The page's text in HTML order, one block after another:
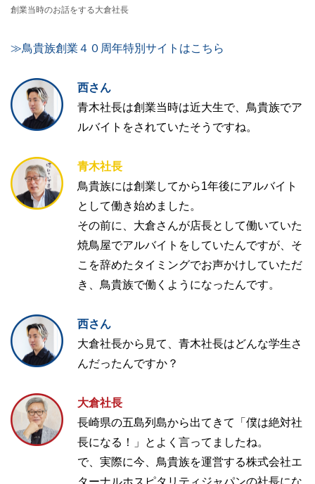
創業当時のお話をする大倉社長
≫鳥貴族創業４０周年特別サイトはこちら
西さん
青木社長は創業当時は近大生で、鳥貴族でア
ルバイトをされていたそうですね。
青木社長
鳥貴族には創業してから1年後にアルバイト
として働き始めました。
その前に、大倉さんが店長として働いていた
焼鳥屋でアルバイトをしていたんですが、そ
こを辞めたタイミングでお声かけしていただ
き、鳥貴族で働くようになったんです。
西さん
大倉社長から見て、青木社長はどんな学生さ
んだったんですか？
大倉社長
長崎県の五島列島から出てきて「僕は絶対社
長になる！」とよく言ってましたね。
で、実際に今、鳥貴族を運営する株式会社エ